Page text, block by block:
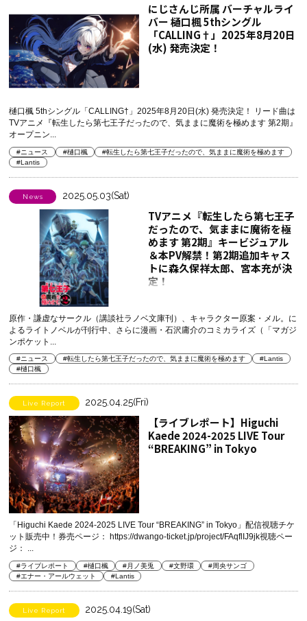
にじさんじ所属 バーチャルライ
バー 樋口楓 5thシングル
「CALLING†」2025年8月20日
(水) 発売決定！
樋口楓 5thシングル「CALLING†」2025年8月20日(水) 発売決定！ リード曲は
TVアニメ『転生したら第七王子だったので、気ままに魔術を極めます 第2期』
オープニン...
#ニュース #樋口楓
#転生したら第七王子だったので、気ままに魔術を極めます
#Lantis
News 2025.05.03(Sat)
TVアニメ『転生したら第七王子
だったので、気ままに魔術を極
めます 第2期』キービジュアル
＆本PV解禁！第2期追加キャス
トに森久保祥太郎、宮本充が決
定！
原作・謙虚なサークル（講談社ラノベ文庫刊）、キャラクター原案・メル。に
よるライトノベルが刊行中、さらに漫画・石沢庸介のコミカライズ（「マガジ
ンポケット...
#ニュース #転生したら第七王子だったので、気ままに魔術を極めます
#Lantis
#樋口楓
Live Report 2025.04.25(Fri)
【ライブレポート】Higuchi
Kaede 2024-2025 LIVE Tour
“BREAKING” in Tokyo
「Higuchi Kaede 2024-2025 LIVE Tour “BREAKING” in Tokyo」配信視聴チケ
ット販売中！券売ページ： https://dwango-ticket.jp/project/FAqflIJ9jk視聴ペー
ジ： ...
#ライブレポート #樋口楓 #月ノ美兎 #文野環
#周央サンゴ
#エナー・アールウェット
#Lantis
Live Report 2025.04.19(Sat)